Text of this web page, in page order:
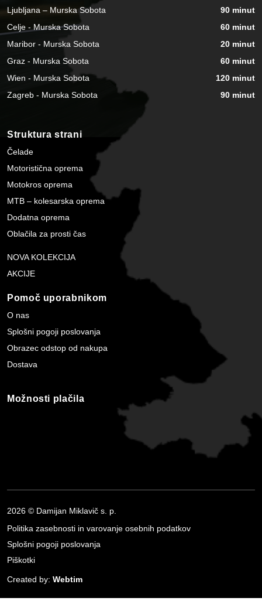
Ljubljana – Murska Sobota
90 minut
Celje - Murska Sobota
60 minut
Maribor - Murska Sobota
20 minut
Graz - Murska Sobota
60 minut
Wien - Murska Sobota
120 minut
Zagreb - Murska Sobota
90 minut
Struktura strani
Čelade
Motoristična oprema
Motokros oprema
MTB – kolesarska oprema
Dodatna oprema
Oblačila za prosti čas
NOVA KOLEKCIJA
AKCIJE
Pomoč uporabnikom
O nas
Splošni pogoji poslovanja
Obrazec odstop od nakupa
Dostava
Možnosti plačila
2026 © Damijan Miklavič s. p.
Politika zasebnosti in varovanje osebnih podatkov
Splošni pogoji poslovanja
Piškotki
Created by: Webtim